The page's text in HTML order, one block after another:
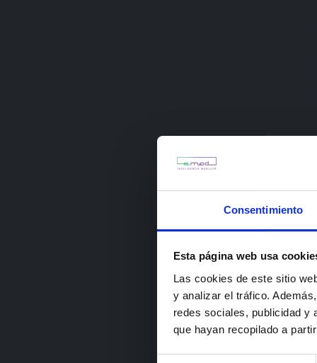
Consentimiento
Esta página web usa
Las cookies de este sitio
y analizar el tráfico.
redes sociales, publicidad y
que hayan recopilado a